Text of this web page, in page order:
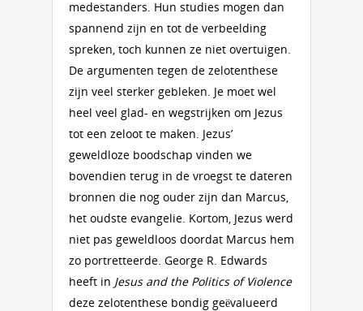
medestanders. Hun studies mogen dan
spannend zijn en tot de verbeelding
spreken, toch kunnen ze niet overtuigen.
De argumenten tegen de zelotenthese
zijn veel sterker gebleken. Je moet wel
heel veel glad- en wegstrijken om Jezus
tot een zeloot te maken. Jezus’
geweldloze boodschap vinden we
bovendien terug in de vroegst te dateren
bronnen die nog ouder zijn dan Marcus,
het oudste evangelie. Kortom, Jezus werd
niet pas geweldloos doordat Marcus hem
zo portretteerde. George R. Edwards
heeft in Jesus and the Politics of Violence
deze zelotenthese bondig geëvalueerd